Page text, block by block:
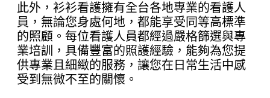
此外，衫衫看護擁有全台各地專業的看護人
員，無論您身處何地，都能享受同等高標準
的照顧。每位看護人員都經過嚴格篩選與專
業培訓，具備豐富的照護經驗，能夠為您提
供專業且細緻的服務，讓您在日常生活中感
受到無微不至的關懷。